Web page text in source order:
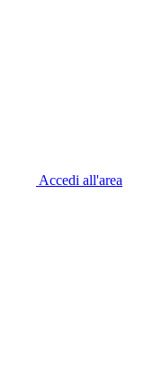
Accedi all'area